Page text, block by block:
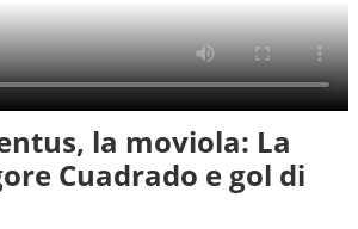
la moviola: La
Cuadrado e gol di